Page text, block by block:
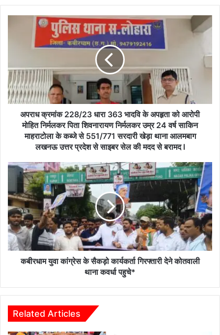
भादवि
के
अपहृता
को
आरोपी
निर्मलकर
निर्मलकर
उम्र
वर्ष
साकिन
माहराटोला
के
कब्जे
से
551/771
थाना
लखनऊ
प्रदेश
अपराध क्रमांक 228/23 धारा 363 भादवि के अपहृता को आरोपी
मोहित निर्मलकर पिता शिवनारायण निर्मलकर उम्र 24 वर्ष साकिन
माहराटोला के कब्जे से 551/771 सरदारी खेड़ा थाना आलमबाग
लखनऊ उत्तर प्रदेश से साइबर सेल की मदद से बरामद l
कबीरधाम
कांग्रेस
के
सैकड़ो
कार्यकर्ता
गिरफ्तारी
देने
कोतवाली
कबीरधाम युवा कांग्रेस के सैकड़ो कार्यकर्ता गिरफ्तारी देने कोतवाली
थाना कवर्धा पहुचे*
Related Articles